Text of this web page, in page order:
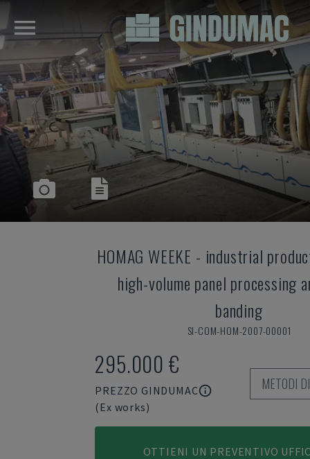
HOMAG WEEKE - industrial
high-volume panel processing
banding
SI-COM-HOM-2007-00001
295.000 €
PREZZO GINDUMAC
(Ex works)
METODI
OTTIENI UN PREVENTIVO